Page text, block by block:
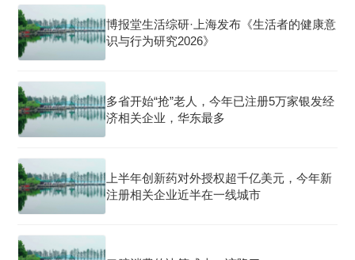
博报堂生活综研·上海发布《生活者的健康意
识与行为研究2026》
多省开始“抢”老人，今年已注册5万家银发经
济相关企业，华东最多
上半年创新药对外授权超千亿美元，今年新
注册相关企业近半在一线城市